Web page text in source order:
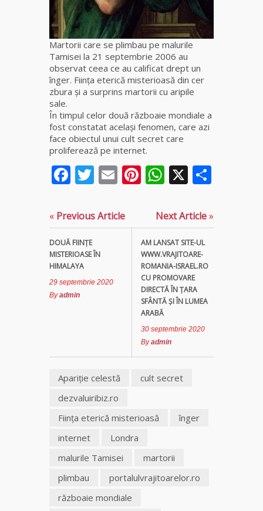
Mamei
Omida
vindecătoare
Sandra
vrăjitoare
neagră
Vanessa
Elena Natașa
Vrăjitoarea
Martorii care se plimbau pe malurile
Tamisei la 21 septembrie 2006 au
observat ceea ce au calificat drept un
înger. Fiinţa eterică misterioasă din cer
zbura şi a surprins martorii cu aripile
sale.
În timpul celor două războaie mondiale a
fost constatat acelaşi fenomen, care azi
face obiectul unui cult secret care
proliferează pe internet.
Facebook
Twitter
EmailPinterest
WhatsApp
X
« Previous Article
DOUĂ FIINŢE
MISTERIOASE ÎN
HIMALAYA
29 septembrie 2020
Byadmin
Next Article»
AM LANSAT SITE-UL
WWW.VRAJITOARE-
ROMANIA-ISRAEL.RO
CU PROMOVARE
DIRECTĂ ÎN ȚARA
SFÂNTĂ ȘI ÎN LUMEA
ARABĂ
30 septembrie 2020
Byadmin
Apariţie celestă
cult secret
dezvaluiribiz.ro
Fiinţa eterică misterioasă
înger
internet
Londra
malurile Tamisei
martorii
plimbau
portalulvrajitoarelor.ro
războaie mondiale